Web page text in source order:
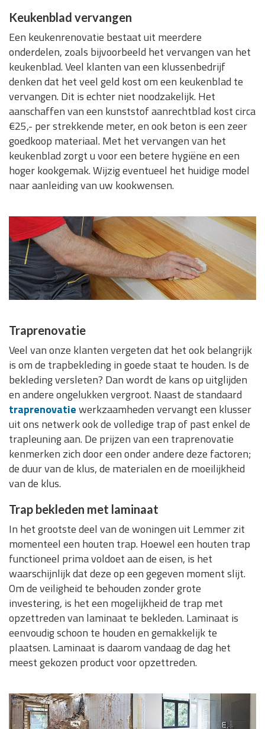
Keukenblad vervangen
Een keukenrenovatie bestaat uit meerdere
onderdelen, zoals bijvoorbeeld het vervangen van het
keukenblad. Veel klanten van een klussenbedrijf
denken dat het veel geld kost om een keukenblad te
vervangen. Dit is echter niet noodzakelijk. Het
aanschaffen van een kunststof aanrechtblad kost circa
€25,- per strekkende meter, en ook beton is een zeer
goedkoop materiaal. Met het vervangen van het
keukenblad zorgt u voor een betere hygiëne en een
hoger kookgemak. Wijzig eventueel het huidige model
naar aanleiding van uw kookwensen.
Traprenovatie
Veel van onze klanten vergeten dat het ook belangrijk
is om de trapbekleding in goede staat te houden. Is de
bekleding versleten? Dan wordt de kans op uitglijden
en andere ongelukken vergroot. Naast de standaard
traprenovatiewerkzaamheden vervangt een klusser
uit ons netwerk ook de volledige trap of past enkel de
trapleuning aan. De prijzen van een traprenovatie
kenmerken zich door een onder andere deze factoren;
de duur van de klus, de materialen en de moeilijkheid
van de klus.
Trap bekleden met laminaat
In het grootste deel van de woningen uit Lemmer zit
momenteel een houten trap. Hoewel een houten trap
functioneel prima voldoet aan de eisen, is het
waarschijnlijk dat deze op een gegeven moment slijt.
Om de veiligheid te behouden zonder grote
investering, is het een mogelijkheid de trap met
opzettreden van laminaat te bekleden. Laminaat is
eenvoudig schoon te houden en gemakkelijk te
plaatsen. Laminaat is daarom vandaag de dag het
meest gekozen product voor opzettreden.